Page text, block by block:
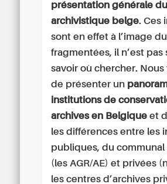
présentation générale
archivistique belge. Ces
sont en effet à l’image
fragmentées, il n’est pas
savoir où chercher.
de présenter un
institutions de
archives en Belgique et
les différences entre les
publiques, du communal
(les AGR/AE) et privées
les centres d’archives